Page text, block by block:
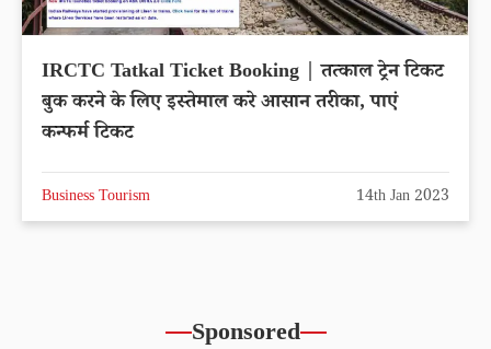
IRCTC Tatkal Ticket Booking | तत्काल ट्रेन टिकट
बुक करने के लिए इस्तेमाल करे आसान तरीका, पाएं
कन्फर्म टिकट
Business Tourism 14th Jan 2023
Sponsored